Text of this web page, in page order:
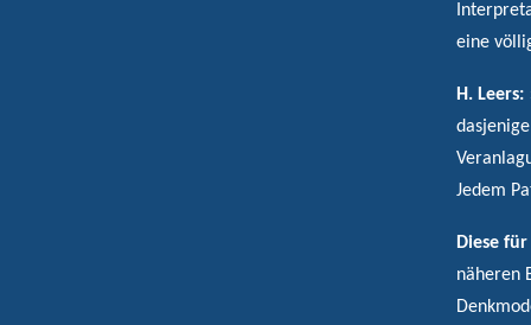
eine
H. Leers:
Jedem
Diese
näheren